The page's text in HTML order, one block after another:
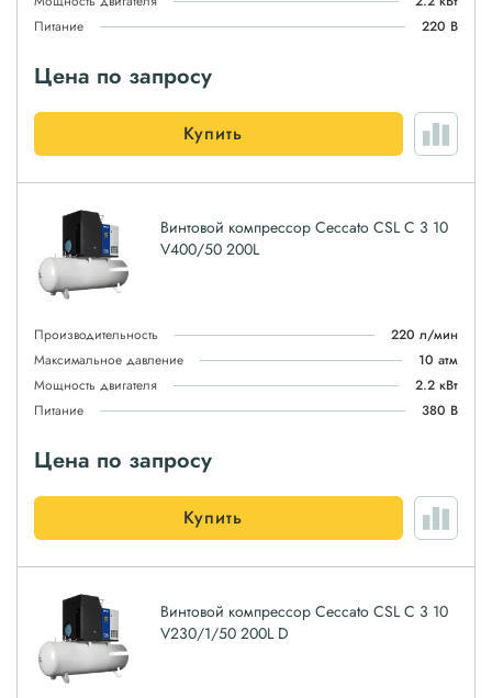
Питание
220 В
Цена по запросу
Купить
Винтовой компрессор Ceccato CSL C 3 10
V400/50 200L
Производительность
220 л/мин
Максимальное давление
10 атм
Мощность двигателя
2.2 кВт
Питание
380 В
Цена по запросу
Купить
Винтовой компрессор Ceccato CSL C 3 10
V230/1/50 200L D